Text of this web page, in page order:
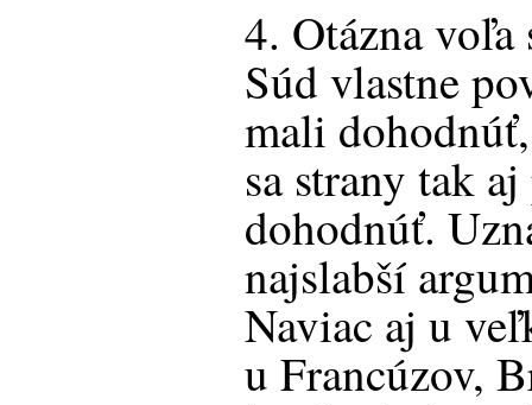
4. Otázna voľa
Súd vlastne
mali
sa strany tak
dohodnúť.
najslabší
Naviac aj u
u Francúzov,